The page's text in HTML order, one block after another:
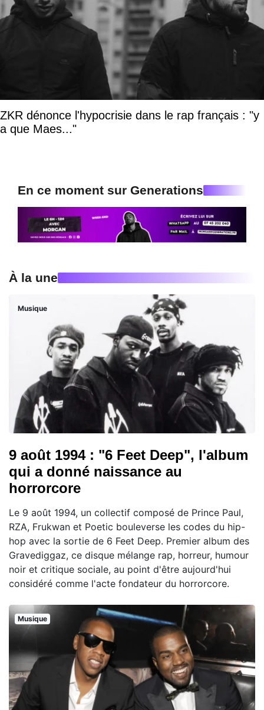
ZKR dénonce l'hypocrisie dans le rap français : "y
a que Maes..."
En ce moment sur Generations
À la une
Musique
9 août 1994 : "6 Feet Deep", l'album
qui a donné naissance au
horrorcore
Le 9 août 1994, un collectif composé de Prince Paul,
RZA, Frukwan et Poetic bouleverse les codes du hip-
hop avec la sortie de 6 Feet Deep. Premier album des
Gravediggaz, ce disque mélange rap, horreur, humour
noir et critique sociale, au point d'être aujourd'hui
considéré comme l'acte fondateur du horrorcore.
Musique